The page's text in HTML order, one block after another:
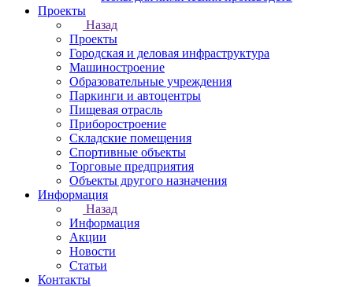
Проекты
Назад
Проекты
Городская и деловая инфраструктура
Машиностроение
Образовательные учреждения
Паркинги и автоцентры
Пищевая отрасль
Приборостроение
Складские помещения
Спортивные объекты
Торговые предприятия
Объекты другого назначения
Информация
Назад
Информация
Акции
Новости
Статьи
Контакты